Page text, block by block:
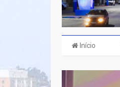
Início